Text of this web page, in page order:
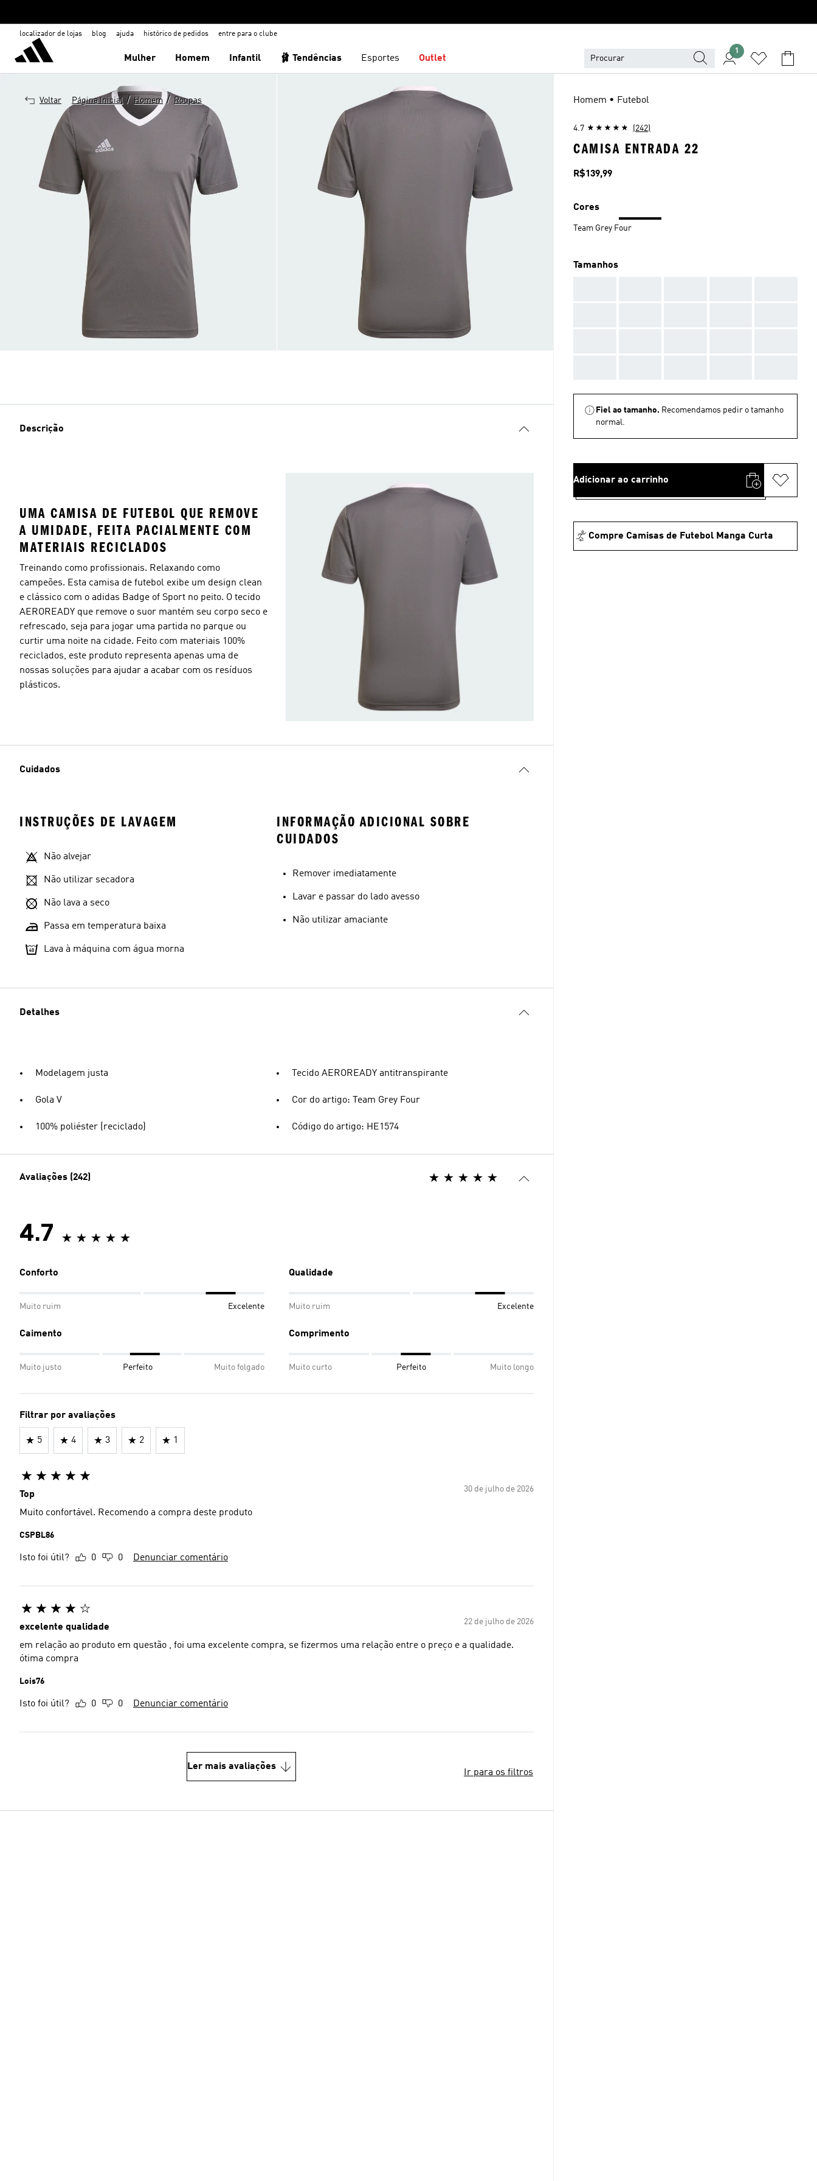
localizador de lojas blog ajuda histórico de pedidos entre para o clube
Mulher Homem Infantil 🩰 Tendências Esportes Outlet
1
Voltar Página Inicial / Homem / Roupas
Descrição
UMA CAMISA DE FUTEBOL QUE REMOVE
A UMIDADE, FEITA PACIALMENTE COM
MATERIAIS RECICLADOS
Treinando como profissionais. Relaxando como
campeões. Esta camisa de futebol exibe um design clean
e clássico com o adidas Badge of Sport no peito. O tecido
AEROREADY que remove o suor mantém seu corpo seco e
refrescado, seja para jogar uma partida no parque ou
curtir uma noite na cidade. Feito com materiais 100%
reciclados, este produto representa apenas uma de
nossas soluções para ajudar a acabar com os resíduos
plásticos.
Cuidados
INSTRUÇÕES DE LAVAGEM
Não alvejar
Não utilizar secadora
Não lava a seco
Passa em temperatura baixa
Lava à máquina com água morna
INFORMAÇÃO ADICIONAL SOBRE
CUIDADOS
Remover imediatamente
Lavar e passar do lado avesso
Não utilizar amaciante
Detalhes
Modelagem justa
Gola V
100% poliéster (reciclado)
Tecido AEROREADY antitranspirante
Cor do artigo: Team Grey Four
Código do artigo: HE1574
Avaliações (242)
4.7
Conforto
Muito ruim Excelente
Qualidade
Muito ruim Excelente
Caimento
Muito justo Perfeito Muito folgado
Comprimento
Muito curto Perfeito Muito longo
Filtrar por avaliações
5 4 3 2 1
30 de julho de 2026
Top
Muito confortável. Recomendo a compra deste produto
CSPBL86
Isto foi útil? 0 0 Denunciar comentário
22 de julho de 2026
excelente qualidade
em relação ao produto em questão , foi uma excelente compra, se fizermos uma relação entre o preço e a qualidade.
ótima compra
Lois76
Isto foi útil? 0 0 Denunciar comentário
Ler mais avaliações
Ir para os filtros
Homem • Futebol
4.7 (242)
CAMISA ENTRADA 22
Preço
R$139,99
Cores
Team Grey Four
Tamanhos
Fiel ao tamanho. Recomendamos pedir o tamanho
normal.
Adicionar ao carrinho
Compre Camisas de Futebol Manga Curta